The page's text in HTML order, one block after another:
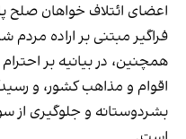
اعضای ائتلاف خواهان صلح
فراگیر مبتنی بر اراده مردم
همچنین، در بیانیه بر
اقوام و مذاهب کشور، و
بشردوستانه و جلوگیری از